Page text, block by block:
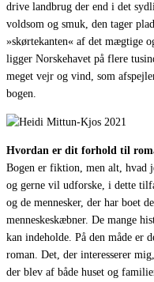
drive landbrug der end i det
voldsom og smuk, den tager
»skørtekanten« af det mægtige
ligger Norskehavet på flere
meget vejr og vind, som
bogen.
Hvordan er dit forhold til
Bogen er fiktion, men alt, hvad
og gerne vil udforske, i dette
og de mennesker, der har boet
menneskeskæbner. De mange
kan indeholde. På den måde er
roman. Det, der interesserer
der blev af både huset og